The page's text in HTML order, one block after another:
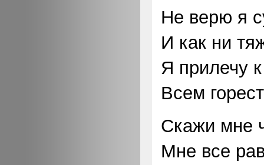
Не верю я
И как ни
Я прилечу
Всем
Скажи мне
Мне все